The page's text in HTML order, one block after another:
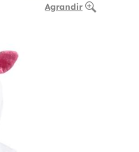
Agrandir